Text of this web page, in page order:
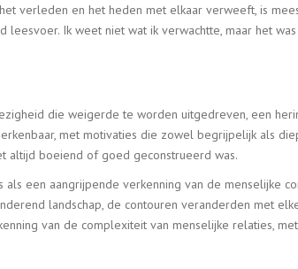
verleden en het heden met elkaar verweeft, is
Ik weet niet wat ik verwachtte, maar het
die weigerde te worden uitgedreven, een
met motivaties die zowel begrijpelijk als
altijd boeiend of goed geconstrueerd was.
een aangrijpende verkenning van de menselijke
landschap, de contouren veranderden met
van de complexiteit van menselijke relaties,